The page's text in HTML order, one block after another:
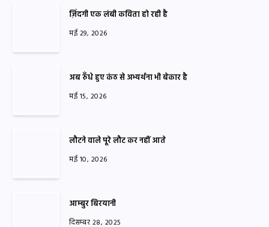
ज़िंदगी एक लंबी कविता हो रही है
मई 29, 2026
अब रुँधे हुए कंठ से अभ्यर्थना भी बेकार है
मई 15, 2026
लौटने वाले पूरे लौट कर नहीं आते
मई 10, 2026
आम्बुर बिरयानी
दिसम्बर 28, 2025